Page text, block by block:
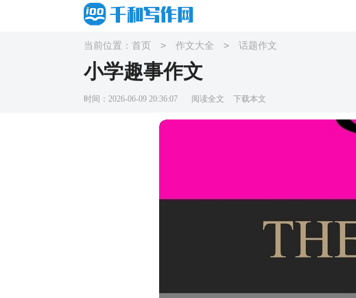
当前位置： 首页 > 作文大全 > 话题作文
小学趣事作文
时间：2026-06-09 20:36:07 阅读全文 下载本文